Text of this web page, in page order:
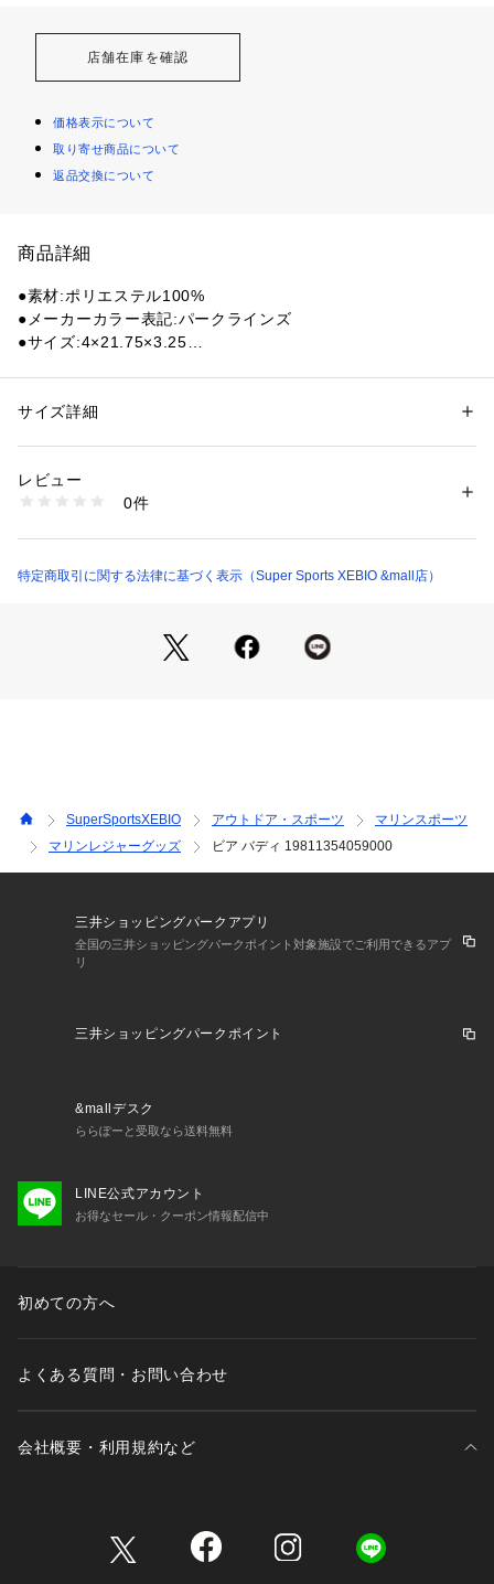
店舗在庫を確認
価格表示について
取り寄せ商品について
返品交換について
商品詳細
●素材:ポリエステル100%
●メーカーカラー表記:パークラインズ
●サイズ:4×21.75×3.25
【商品の購入にあたっての注意事項】
そのため、掲載画像とはパターンの位置や内容が異なるものが
ありますが、商品自体の仕様の相違には該当いたしません。
※ブラウザやお使いのモニター環境により、掲載画像と実際の
予告なく変更することがあります。あらかじめご了承くださ
い。カブー KAVU エルブレス ヴィクトリア ビクトリア Victori
性別：レディース
グッズ
1540000485306
サイズ詳細
レビュー
0件
特定商取引に関する法律に基づく表示（Super Sports XEBIO &mall店）
SuperSportsXEBIO アウトドア・スポーツ
マリンスポーツ
マリンレジャーグッズ
ビア バディ 19811354059000
三井ショッピングパークアプリ
全国の三井ショッピングパークポイント対象施設でご利用できるアプ
リ
三井ショッピングパークポイント
&mallデスク
ららぽーと受取なら送料無料
LINE公式アカウント
お得なセール・クーポン情報配信中
初めての方へ
よくある質問・お問い合わせ
会社概要・利用規約など